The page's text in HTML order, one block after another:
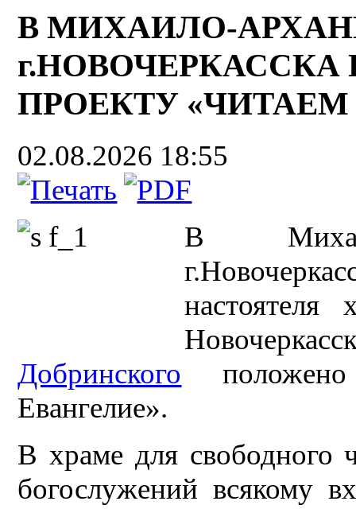
В МИХАИЛО-
ПРОЕКТУ «ЧИТАЕМ
02.08.2026 18:55
В
настоятеля
Добринского
Евангелие».
В храме для свободного
богослужений всякому